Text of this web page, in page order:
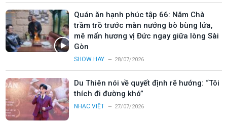
Quán ăn hạnh phúc tập 66: Năm Chà
trầm trồ trước màn nướng bò bùng lửa,
mê mẩn hương vị Đức ngay giữa lòng Sài
Gòn
SHOW HAY 28/07/2026
Du Thiên nói về quyết định rẽ hướng: “Tôi
thích đi đường khó”
NHẠC VIỆT 27/07/2026